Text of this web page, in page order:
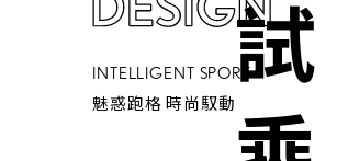
INTELLIGENT SPORT
魅惑跑格 時尚馭動